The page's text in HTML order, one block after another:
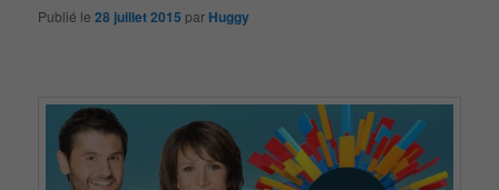
Publié le28 juillet 2015 par Huggy